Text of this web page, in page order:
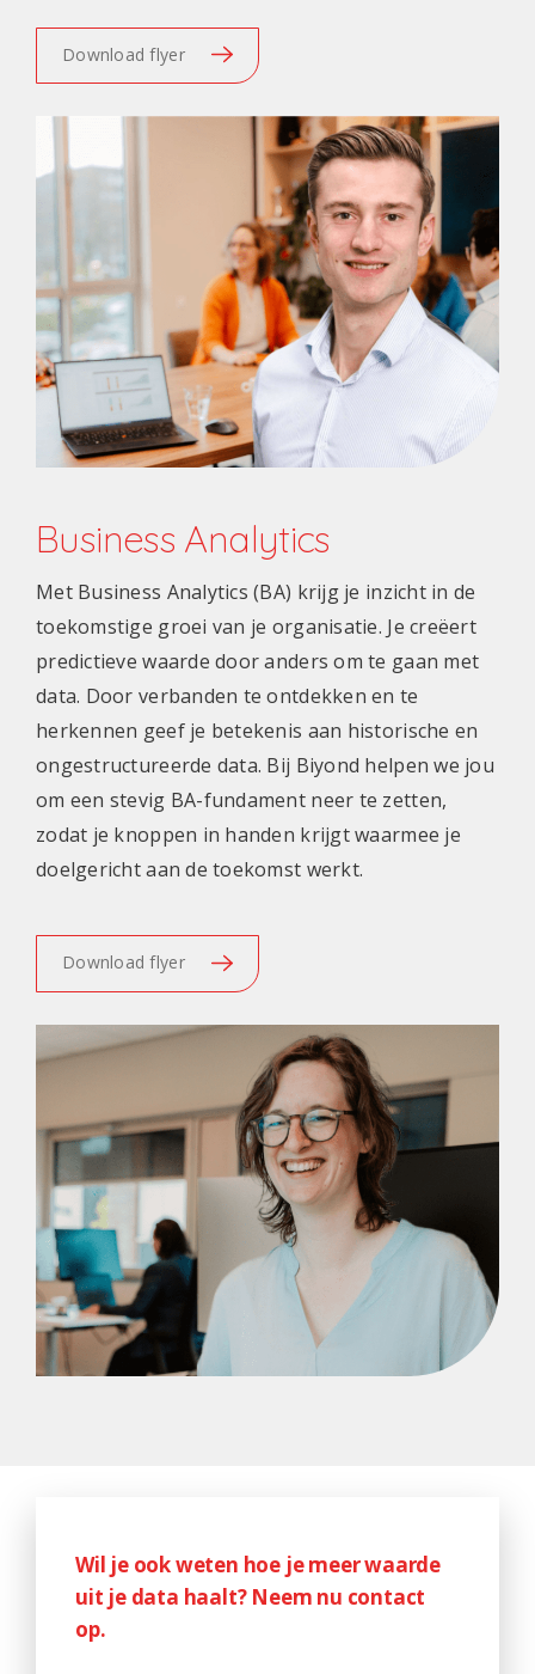
Download flyer
Business Analytics
Met Business Analytics (BA) krijg je inzicht in de
toekomstige groei van je organisatie. Je creëert
predictieve waarde door anders om te gaan met
data. Door verbanden te ontdekken en te
herkennen geef je betekenis aan historische en
ongestructureerde data. Bij Biyond helpen we jou
om een stevig BA-fundament neer te zetten,
zodat je knoppen in handen krijgt waarmee je
doelgericht aan de toekomst werkt.
Download flyer
Wil je ook weten hoe je meer waarde
uit je data haalt? Neem nu contact
op.